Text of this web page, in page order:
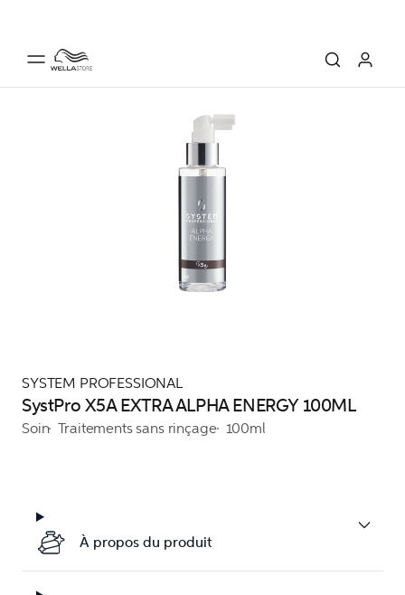
SYSTEM PROFESSIONAL
SystPro X5A EXTRA ALPHA ENERGY 100ML
Soin Traitements sans rinçage 100ml
À propos du produit